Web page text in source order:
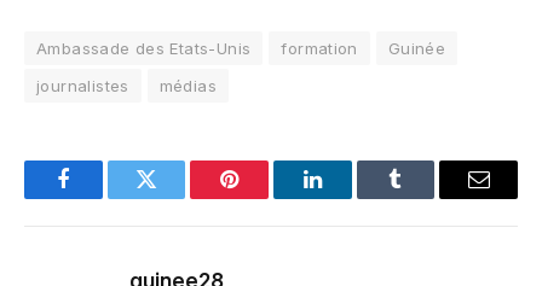
Ambassade des Etats-Unis formation
Guinée
journalistes
médias
FacebookTwitter Pinterest LinkedInTumblr Email
guinee28